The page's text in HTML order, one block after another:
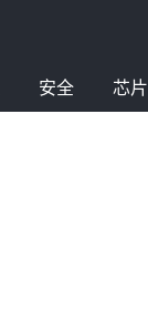
安全 芯片